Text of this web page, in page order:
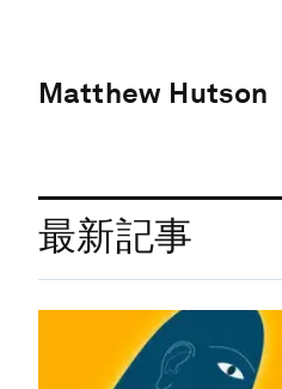
Matthew Hutson
最新記事